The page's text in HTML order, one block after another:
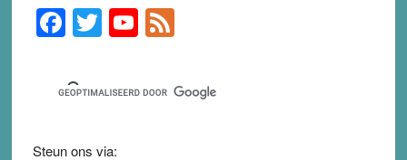
Primary
Sidebar
F
a
c
e
b
T
wi
tt
er
Y
o
u
T
F
e
d
Steun ons via: